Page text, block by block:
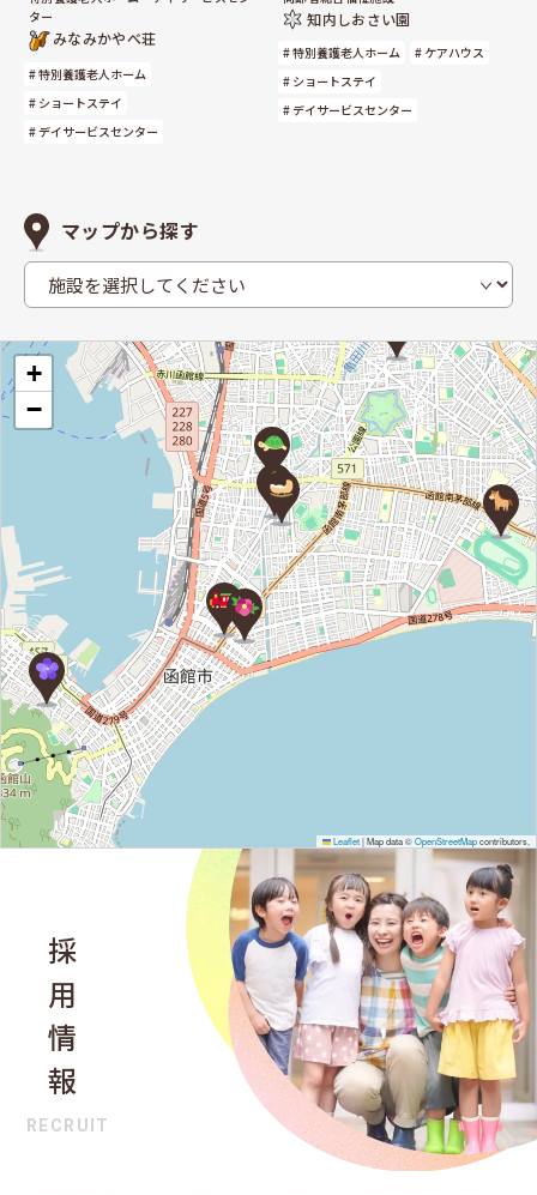
ター
みなみかやべ荘
# 特別養護老人ホーム
# ショートステイ
# デイサービスセンター
知内しおさい園
# 特別養護老人ホーム
# ケアハウス
# ショートステイ
# デイサービスセンター
マップから探す
+
−
Leaflet|Map data ©OpenStreetMapcontributors,
採用情報
RECRUIT